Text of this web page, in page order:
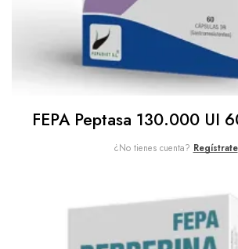
FEPA Peptasa 130.000 UI
¿No tienes cuenta? Regístrate